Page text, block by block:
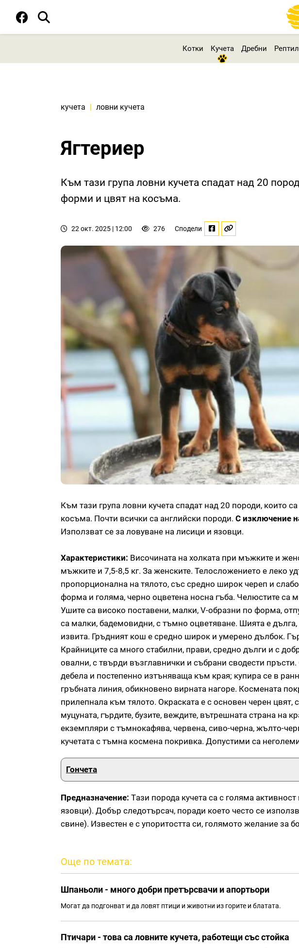
Котки Кучета Дребни
кучета | ловни кучета
Ягтериер
Към тази група ловни кучета спадат над 20
форми и цвят на косъма.
22 окт. 2025 | 12:00 276 Сподели
Към тази група ловни кучета спадат над 20 породи, които
косъма. Почти всички са английски породи. С изключение
Използват се за ловуване на лисици и язовци.
Характеристики: Височината на холката при мъжките и
мъжките и 7,5-8,5 кг. За женските. Телосложението е леко
пропорционална на тялото, със средно широк череп и
форма и голяма, черно оцветена носна гъба. Челюстите са
Ушите са високо поставени, малки, V-образни по форма,
са малки, бадемовидни, с тъмно оцветяване. Шията е
извита. Гръдният кош е средно широк и умерено дълбок.
Крайниците са много стабилни, прави, средно дълги и с
овални, с твърди възглавнички и събрани сводести
дебела и постепенно изтъняваща към края; купира се в
гръбната линия, обикновено вирната нагоре. Космената
прилепнала към тялото. Окраската е с основен черен
муцуната, гърдите, бузите, веждите, вътрешната страна на
екземпляри с тъмнокафява, червена, сиво-черна, жълто-
кучетата с тъмна космена покривка. Допустими са
Гончета
Предназначение: Tази порода кучета са с голяма
язовци). Добър следотърсач, поради което често се
свине). Известен е с упоритостта си, голямото желание за
Още по темата:
Шпаньоли - много добри претърсвачи и апортьори
Могат да подгонват и да ловят птици и животни из горите и блатата.
Птичари - това са ловните кучета, работещи със стойка